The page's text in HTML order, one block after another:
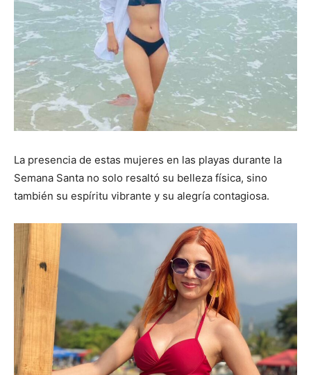
La presencia de estas mujeres en las playas durante la
Semana Santa no solo resaltó su belleza física, sino
también su espíritu vibrante y su alegría contagiosa.